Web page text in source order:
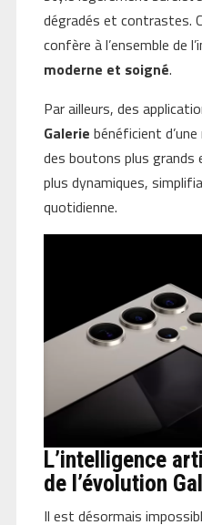
dégradés et contrastes.
confère à l’ensemble de
moderne et soigné.
Par ailleurs, des
Galerie bénéficient
des boutons plus grands
plus dynamiques,
quotidienne.
L’intelligence
de l’évolution
Il est désormais